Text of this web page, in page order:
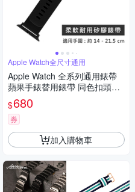
Apple Watch全尺寸通用
Apple Watch 全系列通用錶帶
蘋果手錶替用錶帶 同色扣頭及
連接器 矽膠錶帶-黑色
$680
券
加入購物車